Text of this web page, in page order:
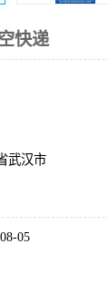
快递
武汉市
05